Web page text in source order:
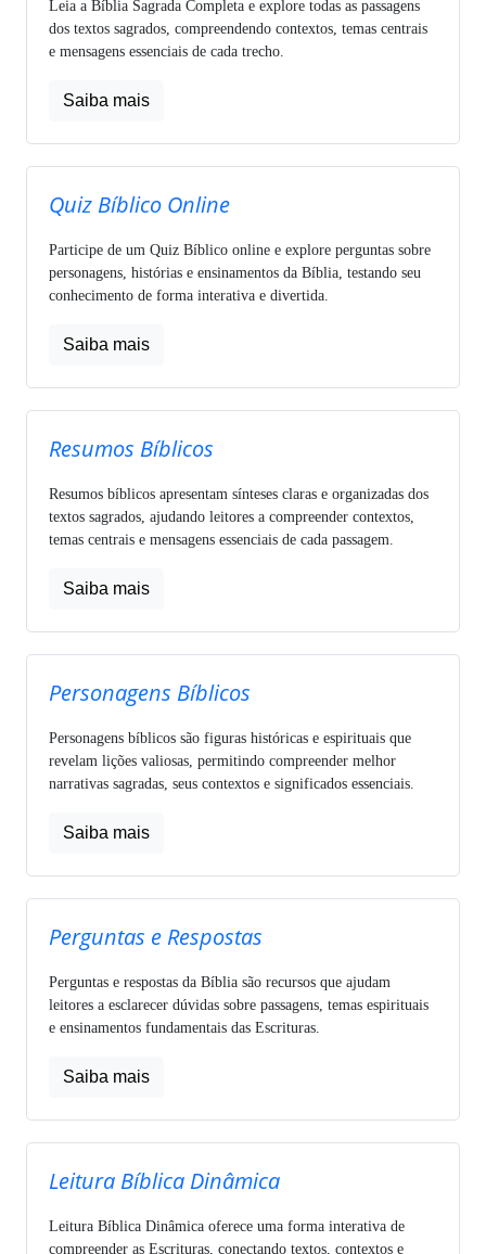
Leia a Bíblia Sagrada Completa e explore todas as passagens
dos textos sagrados, compreendendo contextos, temas centrais
e mensagens essenciais de cada trecho.
Saiba mais
Quiz Bíblico Online
Participe de um Quiz Bíblico online e explore perguntas sobre
personagens, histórias e ensinamentos da Bíblia, testando seu
conhecimento de forma interativa e divertida.
Saiba mais
Resumos Bíblicos
Resumos bíblicos apresentam sínteses claras e organizadas dos
textos sagrados, ajudando leitores a compreender contextos,
temas centrais e mensagens essenciais de cada passagem.
Saiba mais
Personagens Bíblicos
Personagens bíblicos são figuras históricas e espirituais que
revelam lições valiosas, permitindo compreender melhor
narrativas sagradas, seus contextos e significados essenciais.
Saiba mais
Perguntas e Respostas
Perguntas e respostas da Bíblia são recursos que ajudam
leitores a esclarecer dúvidas sobre passagens, temas espirituais
e ensinamentos fundamentais das Escrituras.
Saiba mais
Leitura Bíblica Dinâmica
Leitura Bíblica Dinâmica oferece uma forma interativa de
compreender as Escrituras, conectando textos, contextos e